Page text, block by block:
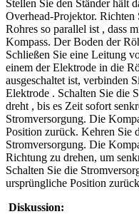
Stellen Sie den Ständer hält
Overhead-Projektor.
Rohres so parallel ist , dass
Kompass. Der Boden der
Schließen Sie eine Leitung
einem der Elektrode in die
ausgeschaltet ist, verbinden
Elektrode . Schalten Sie die
dreht , bis es Zeit sofort
Stromversorgung. Die
Position zurück. Kehren Sie
Stromversorgung. Die
Richtung zu drehen, um
Schalten Sie die
ursprüngliche Position
Diskussion: